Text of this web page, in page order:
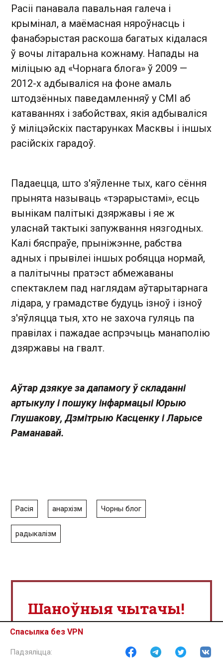
Расіі панавала павальная галеча і
крымінал, а маёмасная няроўнасць і
фанабэрыстая раскоша багатых кідалася
ў вочы літаральна кожнаму. Напады на
міліцыю ад «Чорнага блога» ў 2009 —
2012-х адбываліся на фоне амаль
штодзённых паведамленняў у СМІ аб
катаваннях і забойствах, якія адбываліся
ў міліцэйскіх пастарунках Масквы і іншых
расійскіх гарадоў.
Падаецца, што з'яўленне тых, каго сёння
прынята называць «тэрарыстамі», есць
вынікам палітыкі дзяржавы і яе ж
уласнай тактыкі запужвання нязгодных.
Калі бяспраўе, прыніжэнне, рабства
адных і прывілеі іншых робяцца нормай,
а палітычны пратэст абмежаваны
спектаклем пад наглядам аўтарытарнага
лідара, у грамадстве будуць ізноў і ізноў
з'яўляцца тыя, хто не захоча гуляць па
правілах і пажадае аспрэчыць манаполію
дзяржавы на гвалт.
Аўтар дзякуе за дапамогу ў складанні
артыкулу і пошуку інфармацыі Юрыю
Глушакову, Дзмітрыю Касценку і Ларысе
Раманавай.
Спасылка без VPN
Расія анархізм Чорны блог
радыкалізм
Шаноўныя чытачы!
Шмат год мы ствараем
летапіс грамадскага і